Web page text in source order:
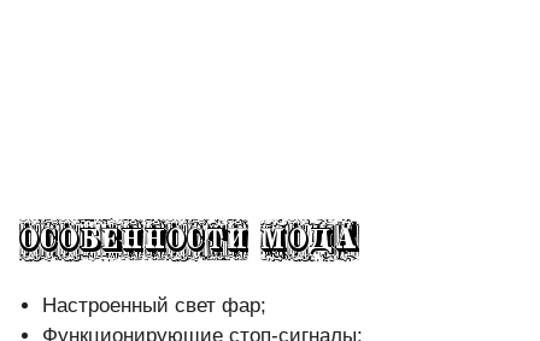
Настроенный свет фар;
Функционирующие стоп-сигналы;